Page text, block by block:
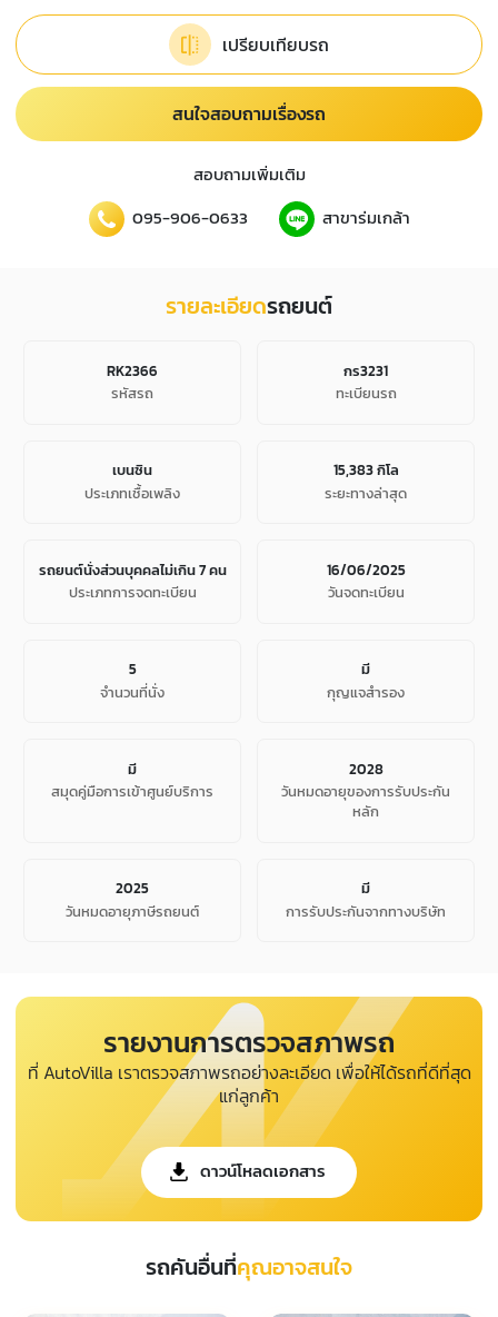
เปรียบเทียบรถ
สนใจสอบถามเรื่องรถ
สอบถามเพิ่มเติม
095-906-0633
สาขาร่มเกล้า
รายละเอียดรถยนต์
RK2366
รหัสรถ
กร3231
ทะเบียนรถ
เบนซิน
ประเภทเชื้อเพลิง
15,383 กิโล
ระยะทางล่าสุด
รถยนต์นั่งส่วนบุคคลไม่เกิน 7 คน
ประเภทการจดทะเบียน
16/06/2025
วันจดทะเบียน
5
จํานวนที่นั่ง
มี
กุญแจสำรอง
มี
สมุดคู่มือการเข้าศูนย์บริการ
2028
วันหมดอายุของการรับประกัน
หลัก
2025
วันหมดอายุภาษีรถยนต์
มี
การรับประกันจากทางบริษัท
รายงานการตรวจสภาพรถ
ที่ AutoVilla เราตรวจสภาพรถอย่างละเอียด เพื่อให้ได้รถที่ดีที่สุด
แก่ลูกค้า
ดาวน์โหลดเอกสาร
รถคันอื่นที่คุณอาจสนใจ